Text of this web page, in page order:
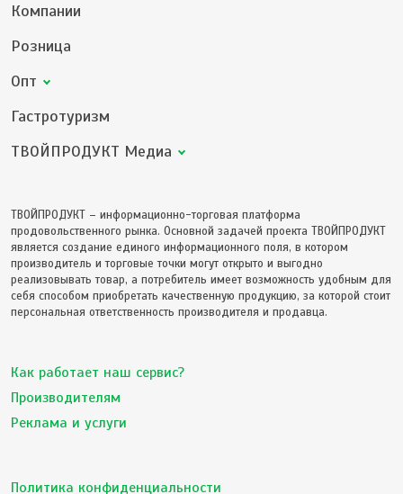
Компании
Розница
Опт
Гастротуризм
ТВОЙПРОДУКТ Медиа
ТВОЙПРОДУКТ – информационно-торговая платформа
продовольственного рынка. Основной задачей проекта ТВОЙПРОДУКТ
является создание единого информационного поля, в котором
производитель и торговые точки могут открыто и выгодно
реализовывать товар, а потребитель имеет возможность удобным для
себя способом приобретать качественную продукцию, за которой стоит
персональная ответственность производителя и продавца.
Как работает наш сервис?
Производителям
Реклама и услуги
Политика конфиденциальности